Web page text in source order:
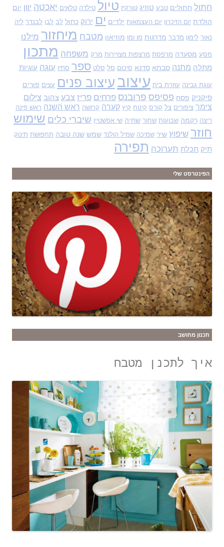
חתול חתולים טבע טוזיג טורקיז טיול טילדה טלאים יאכטה יוון יום
הולדת יום הזיכרון יום העצמאות ילדים ים ירוק כחול לב לבן לבנדר ליה
נאור לימון מדבר מדרגות מו ומו מוזיאון מטבח מיחזור מילנו
מסע מסעדה מרפסת מרצפות מצויירות מרק משפחה מתכון
מתלה מתנה סבתא סדנא סיכום סל סלט ספר סתיו עוגה עוגיות
עוגת גבינה עוזרת בית עיצוב עיצוב פנים עצים פורים
פיקניק פסח פסיפס פרובנס פרחים פריז צבע צהוב צילום
צימר ציפורים צל קורס קינוח קיץ קערה קרושה ראש השנה ראש פינה
ריצה רקמה שבועות שחור שחיה שי אפשטיין שיברי כלים שימוש
חוזר שיפוץ שיר שמיכה שמיל הולנד שמש שנה טובה תחפושת תינוק
תיק תכלת תערוכה תפירה
הפינטרסט שלי
תכנון מחושב
איך לתכנן מטבח